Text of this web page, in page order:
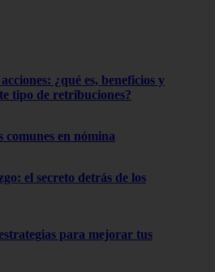
¿qué es, beneficios y
tipo de retribuciones?
comunes en nómina
el secreto detrás de los
para mejorar tus